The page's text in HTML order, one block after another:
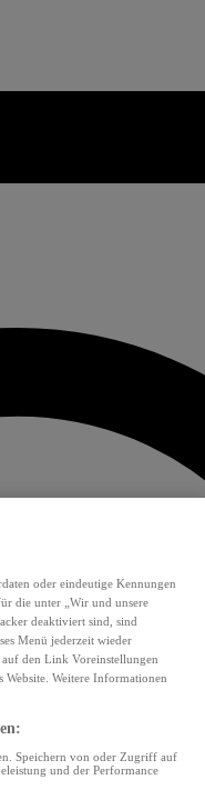
oder eindeutige Kennungen
die unter „Wir und unsere
deaktiviert sind, sind
Menü jederzeit wieder
den Link Voreinstellungen
Website. Weitere Informationen
Speichern von oder Zugriff auf
und der Performance